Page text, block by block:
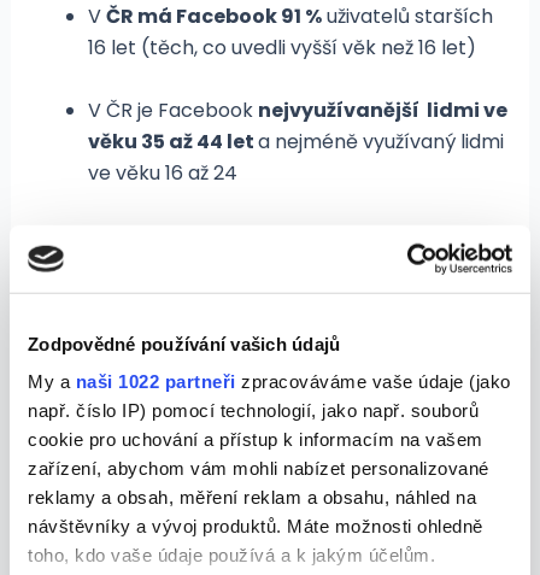
Zodpovědné používání vašich údajů
My a naši 1022 partneři zpracováváme vaše údaje (jako
např. číslo IP) pomocí technologií, jako např. souborů
cookie pro uchování a přístup k informacím na vašem
zařízení, abychom vám mohli nabízet personalizované
reklamy a obsah, měření reklam a obsahu, náhled na
návštěvníky a vývoj produktů. Máte možnosti ohledně
toho, kdo vaše údaje používá a k jakým účelům.
VČR má Facebook 91 %uživatelů starších
16 let (těch, co uvedli vyšší věk než 16 let)
V ČR je Facebook nejvyužívanější lidmi ve
věku 35 až 44 leta nejméně využívaný lidmi
ve věku 16 až 24
mladší 30 let